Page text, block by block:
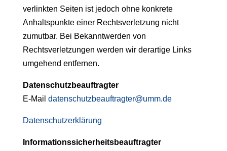
verlinkten Seiten ist jedoch ohne konkrete
Anhaltspunkte einer Rechtsverletzung nicht
zumutbar. Bei Bekanntwerden von
Rechtsverletzungen werden wir derartige Links
umgehend entfernen.
Datenschutzbeauftragter
E-Mail datenschutzbeauftragter@umm.de
Datenschutzerklärung
Informationssicherheitsbeauftragter